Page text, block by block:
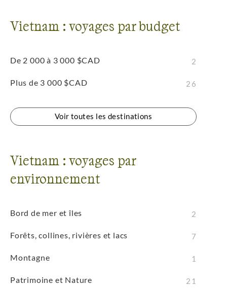
Vietnam : voyages par budget
De 2 000 à 3 000 $CAD 2
Plus de 3 000 $CAD 26
Voir toutes les destinations
Vietnam : voyages par
environnement
Bord de mer et îles 2
Forêts, collines, rivières et lacs 7
Montagne 1
Patrimoine et Nature 21